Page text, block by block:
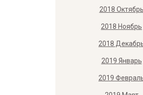
2018 Октябрь
2018 Ноябрь
2018
2019 Январь
2019